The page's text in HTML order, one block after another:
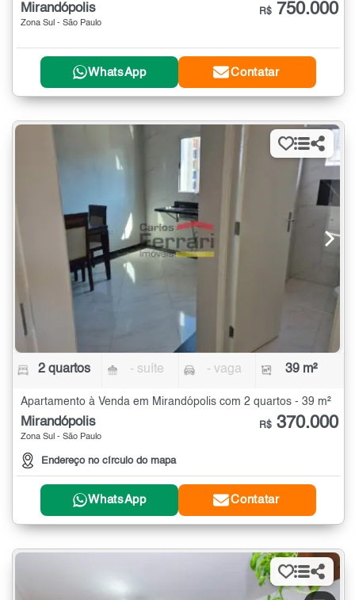
Mirandópolis
Zona Sul - São Paulo
R$ 750.000
WhatsApp Contatar
2 quartos - suíte - vaga 39 m²
Apartamento à Venda em Mirandópolis com 2 quartos - 39 m²
Mirandópolis
Zona Sul - São Paulo
Endereço no círculo do mapa
R$ 370.000
WhatsApp Contatar